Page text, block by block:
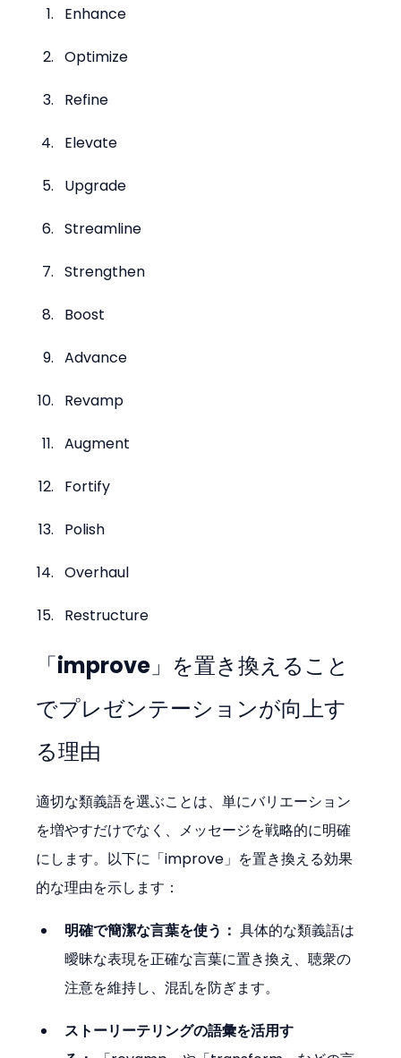
Enhance
Optimize
Refine
Elevate
Upgrade
Streamline
Strengthen
Boost
Advance
Revamp
Augment
Fortify
Polish
Overhaul
Restructure
「improve」を置き換えること
でプレゼンテーションが向上す
る理由
適切な類義語を選ぶことは、単にバリエーション
を増やすだけでなく、メッセージを戦略的に明確
にします。以下に「improve」を置き換える効果
的な理由を示します：
明確で簡潔な言葉を使う： 具体的な類義語は
曖昧な表現を正確な言葉に置き換え、聴衆の
注意を維持し、混乱を防ぎます。
ストーリーテリングの語彙を活用す